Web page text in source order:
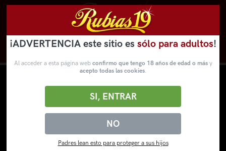
¡ADVERTENCIA este sitio es sólo para adultos!
Al acceder a esta página web confirmo que tengo 18 años de edad o másy
acepto todas las cookies.
NO
SI, ENTRAR
Padres lean esto para proteger a sus hijos